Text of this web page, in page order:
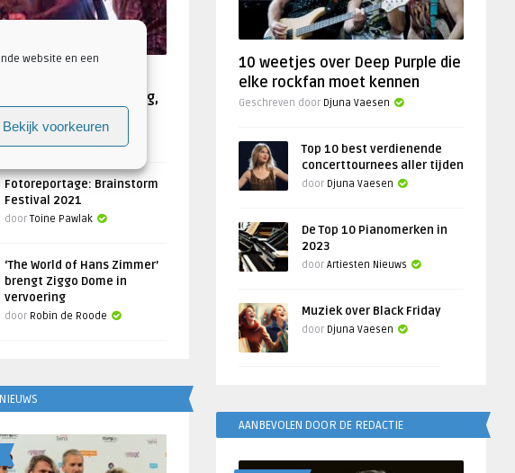
website en een
Bekijk voorkeuren
Xandria in De Helling,
Toine Pawlak
Fotoreportage: Brainstorm
Festival 2021
door Toine Pawlak
‘The World of Hans Zimmer’
brengt Ziggo Dome in
vervoering
door Robin de Roode
10 weetjes over Deep Purple die
elke rockfan moet kennen
Geschreven door Djuna Vaesen
Top 10 best verdienende
concerttournees aller tijden
door Djuna Vaesen
De Top 10 Pianomerken in
2023
door Artiesten Nieuws
Muziek over Black Friday
door Djuna Vaesen
AANBEVOLEN DOOR DE REDACTIE